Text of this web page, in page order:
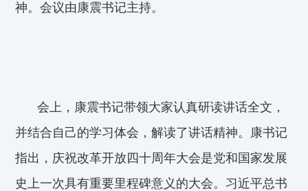
神。会议由康震书记主持。
会上，康震书记带领大家认真研读讲话全文，
并结合自己的学习体会，解读了讲话精神。康书记
指出，庆祝改革开放四十周年大会是党和国家发展
史上一次具有重要里程碑意义的大会。习近平总书